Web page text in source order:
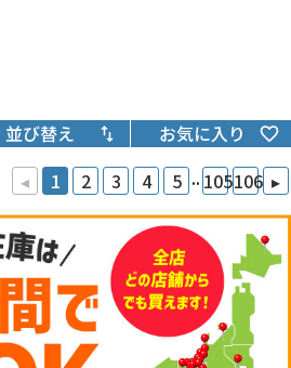
並び替え お気に入り
◂ 1 2 3 4 5 .. 105106 ▸